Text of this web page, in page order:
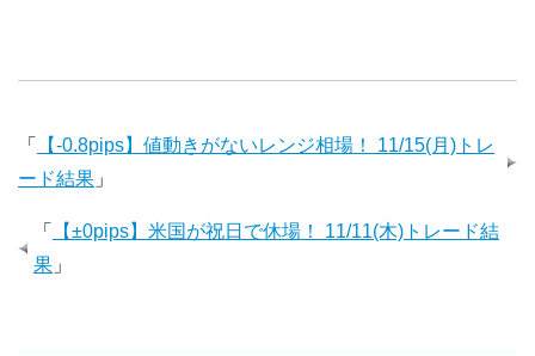
「
【-0.8pips】値動きがないレンジ相場！ 11/15(月)トレ
ード結果 」
「
【±0pips】米国が祝日で休場！ 11/11(木)トレード結
果 」